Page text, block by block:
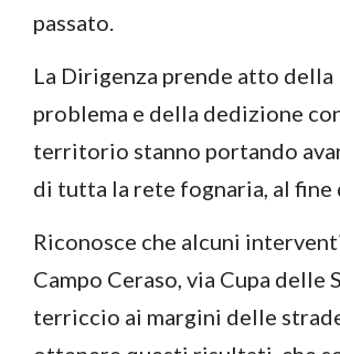
passato.
La Dirigenza prende atto
problema e della dedizione
territorio stanno portando
di tutta la rete fognaria, al
Riconosce che alcuni
Campo Ceraso, via Cupa delle
terriccio ai margini delle